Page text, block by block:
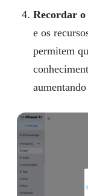
Recordar o
e os
permitem